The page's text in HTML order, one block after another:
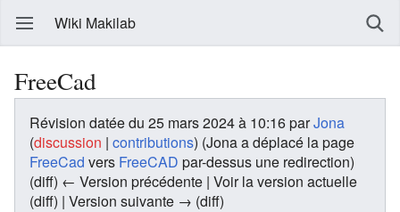
Wiki Makilab
FreeCad
Révision datée du 25 mars 2024 à 10:16 parJona
(discussion | contributions) (Jona a déplacé la page
FreeCad vers FreeCAD par-dessus une redirection)
(diff) ← Version précédente | Voir la version actuelle
(diff) | Version suivante → (diff)